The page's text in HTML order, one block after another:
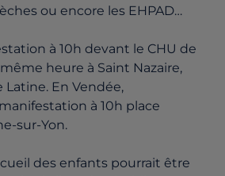
ou encore les EHPAD…
à 10h devant le CHU de
heure à Saint Nazaire,
Latine. En Vendée,
à 10h place
sur-Yon.
des enfants pourrait être